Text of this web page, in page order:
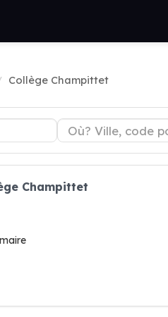
Collège Champittet
Champittet